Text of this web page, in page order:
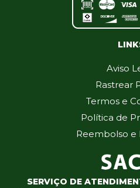
Aviso
Rastrear
Termos e
Política de
Reembolso e
SERVIÇO DE